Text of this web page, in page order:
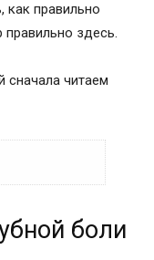
правильно
правильно здесь.
читаем
боли